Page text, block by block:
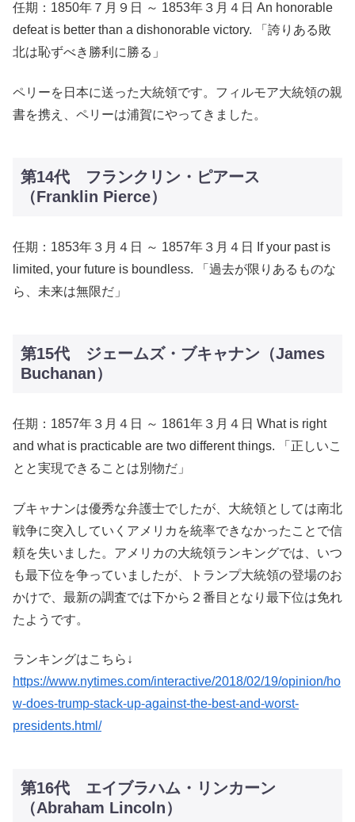
任期：1850年７月９日 ～ 1853年３月４日 An honorable
defeat is better than a dishonorable victory. 「誇りある敗
北は恥ずべき勝利に勝る」
ペリーを日本に送った大統領です。フィルモア大統領の親
書を携え、ペリーは浦賀にやってきました。
第14代 フランクリン・ピアース
（Franklin Pierce）
任期：1853年３月４日 ～ 1857年３月４日 If your past is
limited, your future is boundless. 「過去が限りあるものな
ら、未来は無限だ」
第15代 ジェームズ・ブキャナン（James
Buchanan）
任期：1857年３月４日 ～ 1861年３月４日 What is right
and what is practicable are two different things. 「正しいこ
とと実現できることは別物だ」
ブキャナンは優秀な弁護士でしたが、大統領としては南北
戦争に突入していくアメリカを統率できなかったことで信
頼を失いました。アメリカの大統領ランキングでは、いつ
も最下位を争っていましたが、トランプ大統領の登場のお
かけで、最新の調査では下から２番目となり最下位は免れ
たようです。
ランキングはこちら↓
https://www.nytimes.com/interactive/2018/02/19/opinion/ho
w-does-trump-stack-up-against-the-best-and-worst-
presidents.html/
第16代 エイブラハム・リンカーン
（Abraham Lincoln）